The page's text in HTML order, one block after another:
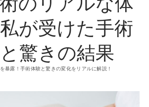
e
n
が受けた手術
驚きの結果
暴露！手術体験と驚きの変化をリアルに解説！